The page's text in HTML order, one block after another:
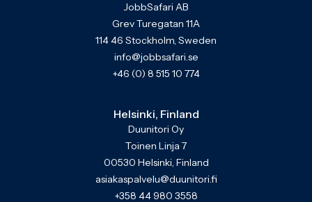
JobbSafari AB
Grev Turegatan 11A
114 46 Stockholm, Sweden
info@jobbsafari.se
+46 (0) 8 515 10 774
Helsinki, Finland
Duunitori Oy
Toinen Linja 7
00530 Helsinki, Finland
asiakaspalvelu@duunitori.fi
+358 44 980 3558